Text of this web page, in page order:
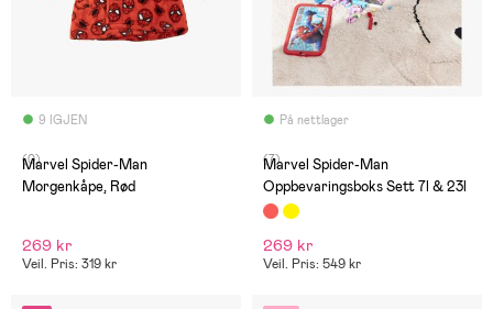
9 IGJEN
(0)
Marvel Spider-Man
Morgenkåpe, Rød
269 kr
Veil. Pris: 319 kr
På nettlager
(7)
Marvel Spider-Man
Oppbevaringsboks Sett 7l & 23l
269 kr
Veil. Pris: 549 kr